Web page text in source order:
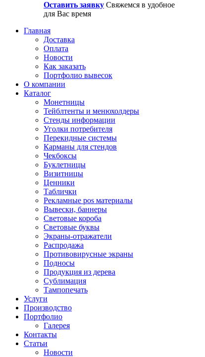
Оставить заявку Свяжемся в удобное
для Вас время
Главная
Доставка
Оплата
Новости
Как заказать
Портфолио вывесок
О компании
Каталог
Монетницы
Тейблтенты и менюхолдеры
Стенды информации
Уголки потребителя
Перекидные системы
Карманы для стендов
Чекбоксы
Буклетницы
Визитницы
Ценники
Таблички
Рекламные pos материалы
Вывески, баннеры
Световые короба
Световые буквы
Экраны-отражатели
Распродажа
Противовирусные экраны
Подносы
Продукция из дерева
Сублимация
Тампопечать
Услуги
Производство
Портфолио
Галерея
Контакты
Статьи
Новости